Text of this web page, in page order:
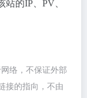
的IP、PV、
络，不保证外部
接的指向，不由